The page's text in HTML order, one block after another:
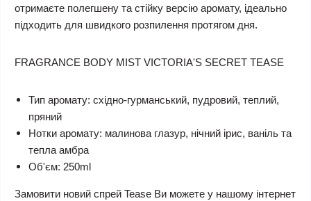
отримаєте полегшену та стійку версію аромату, ідеально
підходить для швидкого розпилення протягом дня.
FRAGRANCE BODY MIST VICTORIA'S SECRET TEASE
Тип аромату: східно-гурманський, пудровий, теплий,
пряний
Нотки аромату: малинова глазур, нічний ірис, ваніль та
тепла амбра
Об'єм: 250ml
Замовити новий спрей Tease Ви можете у нашому інтернет